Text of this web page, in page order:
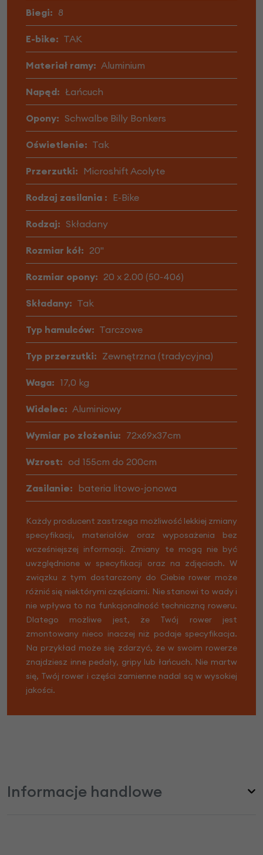
Biegi: 8
E-bike: TAK
Materiał ramy: Aluminium
Napęd: Łańcuch
Opony: Schwalbe Billy Bonkers
Oświetlenie: Tak
Przerzutki: Microshift Acolyte
Rodzaj zasilania : E-Bike
Rodzaj: Składany
Rozmiar kół: 20"
Rozmiar opony: 20 x 2.00 (50-406)
Składany: Tak
Typ hamulców: Tarczowe
Typ przerzutki: Zewnętrzna (tradycyjna)
Waga: 17,0 kg
Widelec: Aluminiowy
Wymiar po złożeniu: 72x69x37cm
Wzrost: od 155cm do 200cm
Zasilanie: bateria litowo-jonowa
Każdy producent zastrzega możliwość lekkiej zmiany
specyfikacji, materiałów oraz wyposażenia bez
wcześniejszej informacji. Zmiany te mogą nie być
uwzględnione w specyfikacji oraz na zdjęciach. W
związku z tym dostarczony do Ciebie rower może
różnić się niektórymi częściami. Nie stanowi to wady i
nie wpływa to na funkcjonalność techniczną roweru.
Dlatego możliwe jest, że Twój rower jest
zmontowany nieco inaczej niż podaje specyfikacja.
Na przykład może się zdarzyć, że w swoim rowerze
znajdziesz inne pedały, gripy lub łańcuch. Nie martw
się, Twój rower i części zamienne nadal są w wysokiej
jakości.
Informacje handlowe